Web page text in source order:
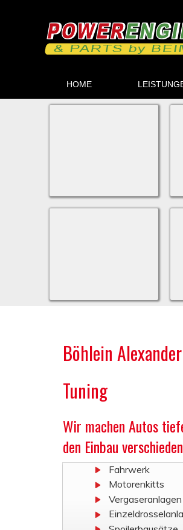
HOME
Böhlein Alexander
Tuning
Wir machen Autos
den Einbau
Fahrwerk
Motorenkitts
Vergaseranlagen